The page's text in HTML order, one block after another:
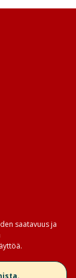
saatavuus ja